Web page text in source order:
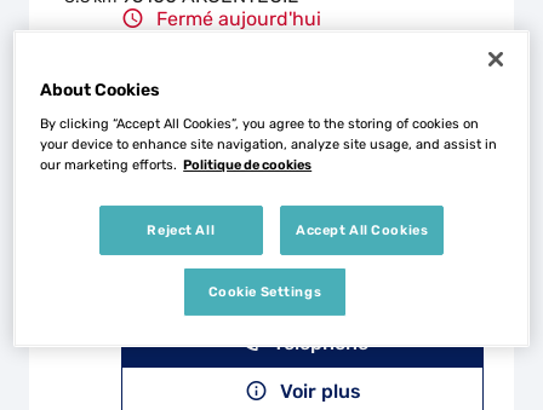
Fermé aujourd'hui
9.11 km
CARROSSERIE JDS
183 Avenue Maurice Berteaux
78500 SARTROUVILLE
Ouvert 08:00 - 12:00 et 14:00 -
Téléphone
Voir plus
About Cookies
By clicking “Accept All Cookies”, you agree to the storing of cookies on
your device to enhance site navigation, analyze site usage, and assist in
our marketing efforts. Politique de cookies
Reject All Accept All Cookies
Cookie Settings